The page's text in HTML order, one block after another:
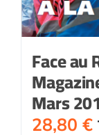
Face au
Mars
28,80 €